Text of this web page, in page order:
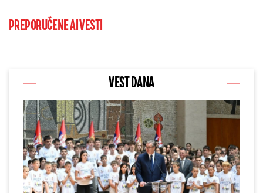
PREPORUČENE AI VESTI
VEST DANA